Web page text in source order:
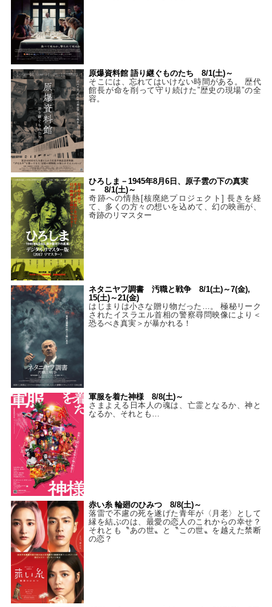
原爆資料館 語り継ぐものたち 8/1(土)～
そこには、忘れてはいけない時間がある。 歴代
館長が命を削って守り続けた”歴史の現場”の全
容。
ひろしま－1945年8月6日、原子雲の下の真実
－ 8/1(土)～
奇跡への情熱[核廃絶プロジェクト] 長きを経
て、多くの方々の想いを込めて、幻の映画が、
奇跡のリマスター
ネタニヤフ調書 汚職と戦争 8/1(土)～7(金),
15(土)～21(金)
はじまりは小さな贈り物だった…。 極秘リーク
されたイスラエル首相の警察尋問映像により＜
恐るべき真実＞が暴かれる！
軍服を着た神様 8/8(土)～
さまよえる日本人の魂は、亡霊となるか、神と
なるか、それとも…
赤い糸 輪廻のひみつ 8/8(土)～
落雷で不慮の死を遂げた青年が〈月老〉として
縁を結ぶのは、最愛の恋人のこれからの幸せ？
それとも〝あの世〟と〝この世〟を越えた禁断
の恋？